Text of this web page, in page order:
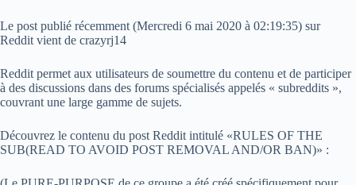
Le post publié récemment (Mercredi 6 mai 2020 à 02:19:35) sur
Reddit vient de crazyrj14
Reddit permet aux utilisateurs de soumettre du contenu et de participer
à des discussions dans des forums spécialisés appelés « subreddits »,
couvrant une large gamme de sujets.
Découvrez le contenu du post Reddit intitulé «RULES OF THE
SUB(READ TO AVOID POST REMOVAL AND/OR BAN)» :